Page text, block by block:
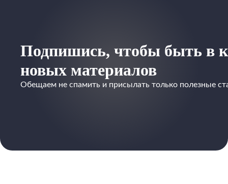
Подпишись, чтобы быть в
новых материалов
Обещаем не спамить и присылать только полезные